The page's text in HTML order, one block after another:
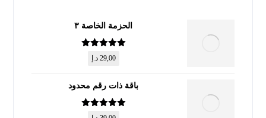
الحزمة الخاصة ٣
تم التقييم
من 5
29,00 د.إ
باقة ذات رقم محدود
تم التقييم